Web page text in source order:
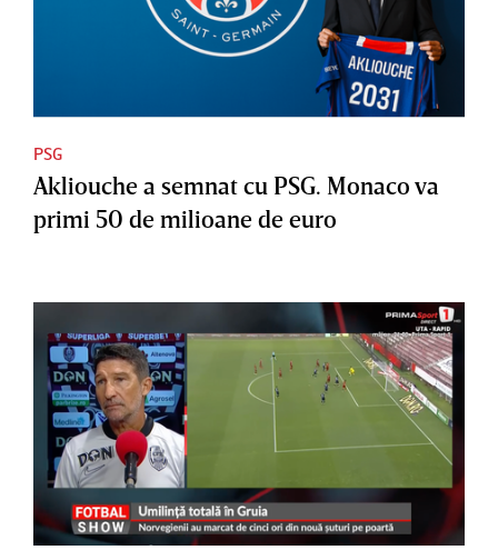
PSG
Akliouche a semnat cu PSG. Monaco va
primi 50 de milioane de euro